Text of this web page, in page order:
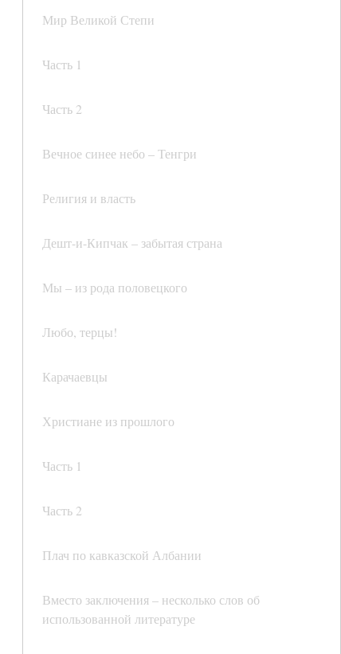
Мир Великой Степи
Часть 1
Часть 2
Вечное синее небо – Тенгри
Религия и власть
Дешт-и-Кипчак – забытая страна
Мы – из рода половецкого
Любо, терцы!
Карачаевцы
Христиане из прошлого
Часть 1
Часть 2
Плач по кавказской Албании
Вместо заключения – несколько слов об
использованной литературе